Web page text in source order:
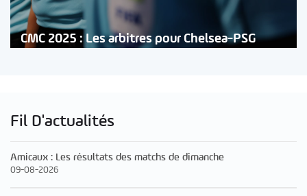
CMC 2025 : Les arbitres pour Chelsea-PSG
Fil D'actualités
Amicaux : Les résultats des matchs de dimanche
09-08-2026